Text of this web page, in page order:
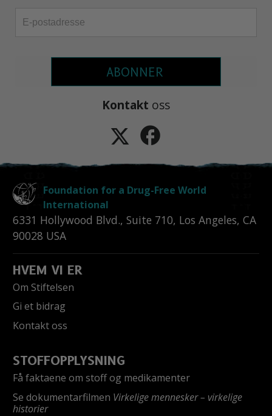
ABONNER
Kontakt oss
Foundation for a Drug-Free World
International
6331 Hollywood Blvd., Suite 710, Los Angeles, CA
90028 USA
HVEM VI ER
Om Stiftelsen
Gi et bidrag
Kontakt oss
STOFFOPPLYSNING
Få faktaene om stoff og medikamenter
Se dokumentarfilmen Virkelige mennesker – virkelige
historier